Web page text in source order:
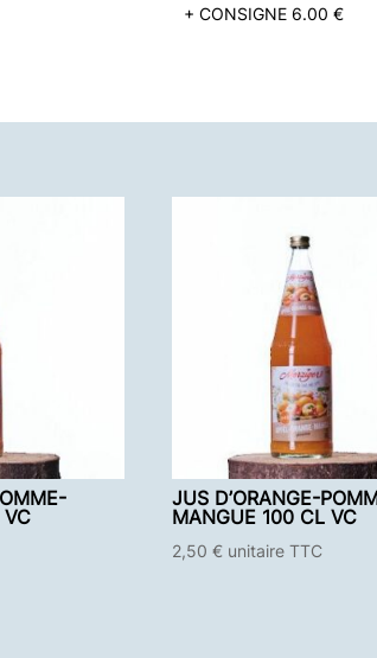
+ CONSIGNE 6.00 €
VC
JUS D’ORANGE-
MANGUE 100 CL VC
2,50€ unitaire TTC